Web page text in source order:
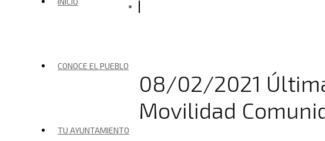
CONOCE EL PUEBLO
TU AYUNTAMIENTO
08/02/2021
Movilidad